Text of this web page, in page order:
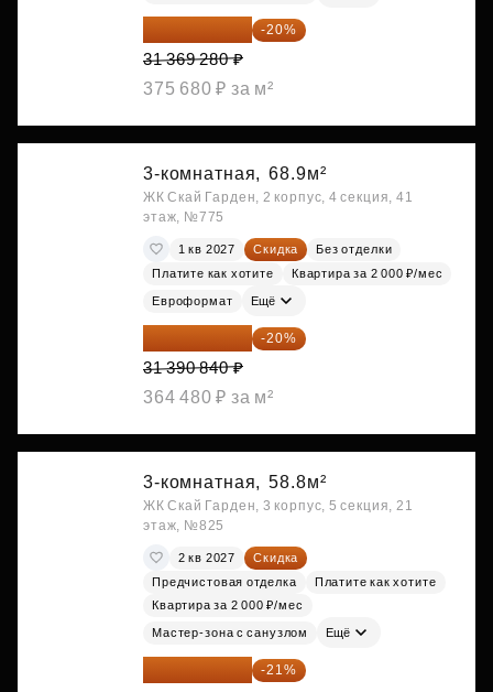
25 095 424 ₽ -20%
31 369 280 ₽
375 680 ₽ за м²
3-комнатная, 68.9м²
ЖК Скай Гарден, 2 корпус, 4 секция, 41
этаж, №775
1 кв 2027 Скидка
Без отделки
Платите как хотите
Квартира за 2 000 ₽/мес
Евроформат Ещё
25 112 672 ₽ -20%
31 390 840 ₽
364 480 ₽ за м²
3-комнатная, 58.8м²
ЖК Скай Гарден, 3 корпус, 5 секция, 21
этаж, №825
2 кв 2027
Скидка
Предчистовая отделка
Платите как хотите
Квартира за 2 000 ₽/мес
Мастер-зона с санузлом Ещё
25 260 598 ₽ -21%